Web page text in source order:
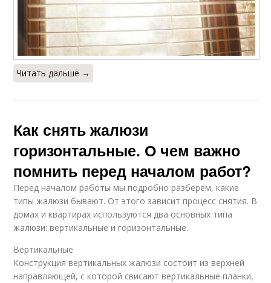
Читать дальше →
Как снять жалюзи
горизонтальные. О чем важно
помнить перед началом работ?
Перед началом работы мы подробно разберем, какие
типы жалюзи бывают. От этого зависит процесс снятия. В
домах и квартирах используются два основных типа
жалюзи: вертикальные и горизонтальные.
Вертикальные
Конструкция вертикальных жалюзи состоит из верхней
направляющей, с которой свисают вертикальные планки,